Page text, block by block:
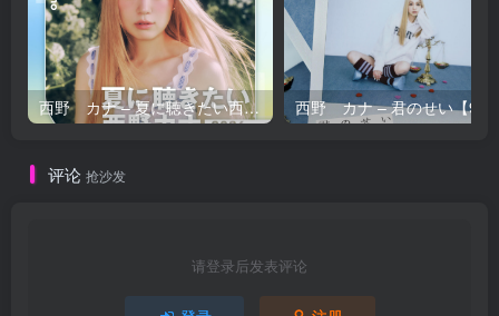
西野 カナ – 夏に聴きたい西野カナ2026【44.1kHz／16bit】日本区
评论 抢沙发
请登录后发表评论